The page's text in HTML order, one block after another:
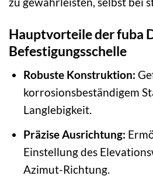
Hauptvorteile der fuba
Befestigungsschelle
Robuste Konstruktion:
korrosionsbeständigem
Langlebigkeit.
Präzise Ausrichtung:
Einstellung des
Azimut-Richtung.